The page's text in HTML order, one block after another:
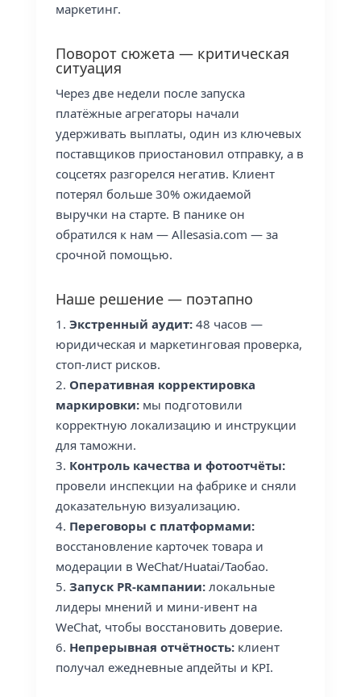
маркетинг.
Поворот сюжета — критическая
ситуация
Через две недели после запуска
платёжные агрегаторы начали
удерживать выплаты, один из ключевых
поставщиков приостановил отправку, а в
соцсетях разгорелся негатив. Клиент
потерял больше 30% ожидаемой
выручки на старте. В панике он
обратился к нам — Allesasia.com — за
срочной помощью.
Наше решение — поэтапно
Экстренный аудит:48 часов —
юридическая и маркетинговая проверка,
стоп-лист рисков.
Оперативная корректировка
маркировки:мы подготовили
корректную локализацию и инструкции
для таможни.
Контроль качества и фотоотчёты:
провели инспекции на фабрике и сняли
доказательную визуализацию.
Переговоры с платформами:
восстановление карточек товара и
модерации в WeChat/Huatai/Таобао.
Запуск PR-кампании:локальные
лидеры мнений и мини-ивент на
WeChat, чтобы восстановить доверие.
Непрерывная отчётность:клиент
получал ежедневные апдейты и KPI.